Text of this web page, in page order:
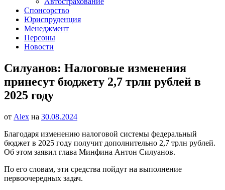
Спонсорство
Юриспруденция
Менеджмент
Персоны
Новости
Силуанов: Налоговые изменения
принесут бюджету 2,7 трлн рублей в
2025 году
от Alex на 30.08.2024
Благодаря изменению налоговой системы федеральный
бюджет в 2025 году получит дополнительно 2,7 трлн рублей.
Об этом заявил глава Минфина Антон Силуанов.
По его словам, эти средства пойдут на выполнение
первоочередных задач.